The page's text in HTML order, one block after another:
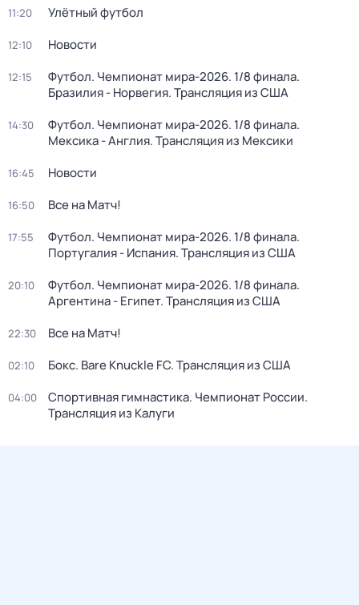
11:20 Улётный футбол
12:10 Новости
12:15
Футбол. Чемпионат мира-2026. 1/8 финала.
Бразилия - Норвегия. Трансляция из США
14:30
Футбол. Чемпионат мира-2026. 1/8 финала.
Мексика - Англия. Трансляция из Мексики
16:45 Новости
16:50 Все на Матч!
17:55
Футбол. Чемпионат мира-2026. 1/8 финала.
Португалия - Испания. Трансляция из США
20:10
Футбол. Чемпионат мира-2026. 1/8 финала.
Аргентина - Египет. Трансляция из США
22:30 Все на Матч!
02:10 Бокс. Bare Knuckle FC. Трансляция из США
04:00
Спортивная гимнастика. Чемпионат России.
Трансляция из Калуги